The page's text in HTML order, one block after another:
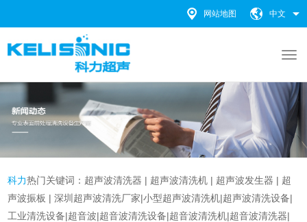
网站地图 中文
科力热门关键词： 超声波清洗器 | 超声波清洗机 | 超声波发生器 | 超
声波振板 |深圳超声波清洗厂家|小型超声波清洗机|超声波清洗设备|
工业清洗设备|超音波|超音波清洗设备|超音波清洗机|超音波清洗器|